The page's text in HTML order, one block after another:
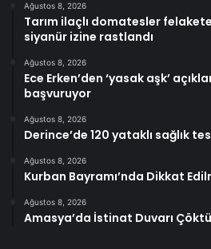
Ağustos 8, 2026
Tarım ilaçlı domatesler
siyanür izine rastlandı
Ağustos 8, 2026
Ece Erken’den ‘yasak aşk’
başvuruyor
Ağustos 8, 2026
Derince’de 120 yataklı sağlık
Ağustos 8, 2026
Kurban Bayramı’nda Dikkat
Ağustos 8, 2026
Amasya’da İstinat Duvarı Çöktü